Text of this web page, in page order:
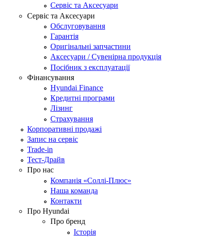
Сервіс та Аксесуари
Сервіс та Аксесуари
Обслуговування
Гарантія
Оригінальні запчастини
Аксесуари / Сувенірна продукція
Посібник з експлуатації
Фінансування
Hyundai Finance
Кредитні програми
Лізинг
Страхування
Корпоративні продажі
Запис на сервіс
Trade-in
Тест-Драйв
Про нас
Компанія «Соллі-Плюс»
Наша команда
Контакти
Про Hyundai
Про бренд
Історія